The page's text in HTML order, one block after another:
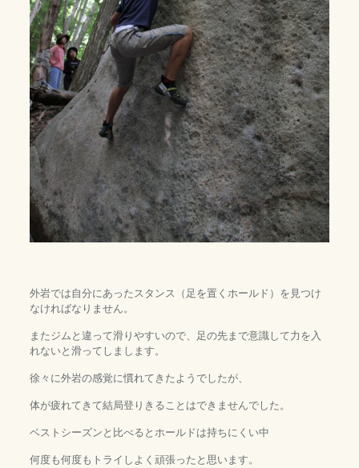
外岩では自分にあったスタンス（足を置くホールド）を見つけ
なければなりません。
またジムと違って滑りやすいので、足の先まで意識して力を入
れないと滑ってしまします。
徐々に外岩の感覚に慣れてきたようでしたが、
体が疲れてきて結局登りきることはできませんでした。
ベストシーズンと比べるとホールドは持ちにくい中
何度も何度もトライしよく頑張ったと思います。